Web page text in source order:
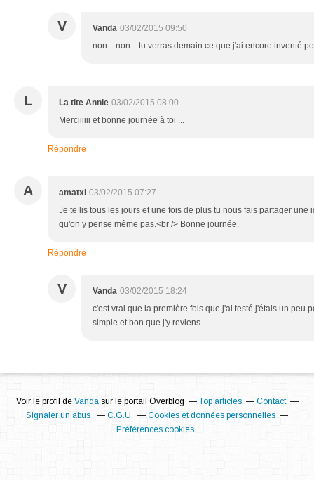
V Vanda 03/02/2015 09:50
non ...non ...tu verras demain ce que j'ai encore inventé
L La tite Annie 03/02/2015 08:00
Merciiiiii et bonne journée à toi ...
Répondre
A amatxi 03/02/2015 07:27
Je te lis tous les jours et une fois de plus tu nous fais partager une
qu'on y pense même pas.<br /> Bonne journée.
Répondre
V Vanda 03/02/2015 18:24
c'est vrai que la première fois que j'ai testé j'étais un peu
simple et bon que j'y reviens
Voir le profil de Vandasur le portail Overblog Top articles
Contact
Signaler un abus
C.G.U.
Cookies et données personnelles
Préférences cookies